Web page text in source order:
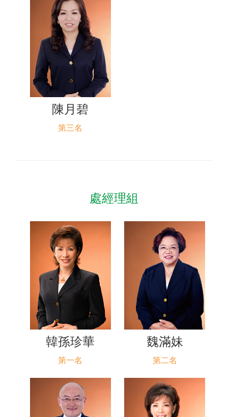
陳月碧
第三名
處經理組
韓孫珍華
第一名
魏滿妹
第二名